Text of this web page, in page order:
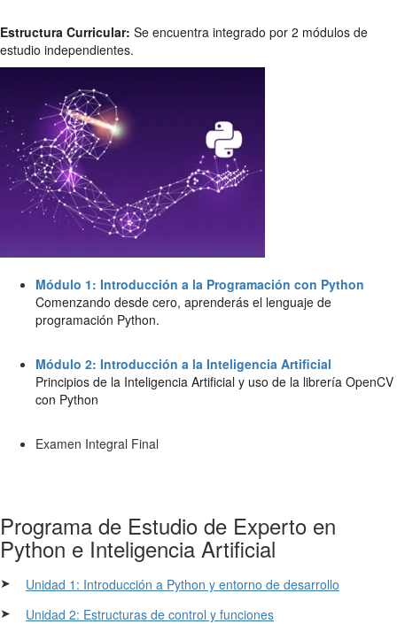
Estructura Curricular: Se encuentra integrado por 2 módulos de
estudio independientes.
Módulo 1: Introducción a la Programación con Python
Comenzando desde cero, aprenderás el lenguaje de
programación Python.
Módulo 2: Introducción a la Inteligencia Artificial
Principios de la Inteligencia Artificial y uso de la librería OpenCV
con Python
Examen Integral Final
Programa de Estudio de Experto en
Python e Inteligencia Artificial
➤
Unidad 1: Introducción a Python y entorno de desarrollo
➤
Unidad 2: Estructuras de control y funciones